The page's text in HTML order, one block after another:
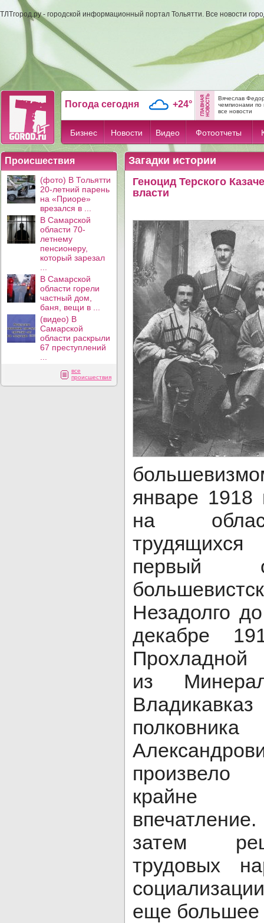
ТЛТгород.ру - городской информационный портал Тольятти. Все новости
Погода сегодня +24°
Вячеслав
чемпионами по
все новости
Бизнес Новости Видео Фотоотчеты
Происшествия
(фото) В Тольятти
20-летний парень
на «Приоре»
врезался в ...
В Самарской
области 70-
летнему
пенсионеру,
который зарезал
В Самарской
области горели
частный дом,
баня, вещи в ...
(видео) В
Самарской
области раскрыли
67 преступлений
все
происшествия
Загадки истории
Геноцид Терского
власти
январе 1918
на
первый
Незадолго
декабре
Прохладной
из
Владикавказ
произвело
крайне
затем
трудовых
еще большее